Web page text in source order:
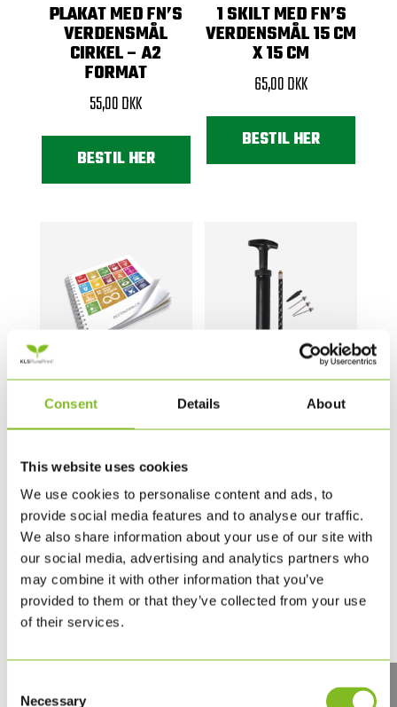
Consent Details About
This website uses cookies
We use cookies to personalise content and ads, to
provide social media features and to analyse our traffic.
We also share information about your use of our site with
our social media, advertising and analytics partners who
may combine it with other information that you’ve
provided to them or that they’ve collected from your use
of their services.
Necessary
PLAKAT MED FN’S
VERDENSMÅL
CIRKEL – A2
FORMAT
55,00DKK
BESTIL HER
1 SKILT MED FN’S
VERDENSMÅL 15 CM
X 15 CM
65,00DKK
BESTIL HER
RESTPAPIR BLOK 15
X 15 CM
BESTIL HER
BOLDPUMPE
80,00DKK
BESTIL HER